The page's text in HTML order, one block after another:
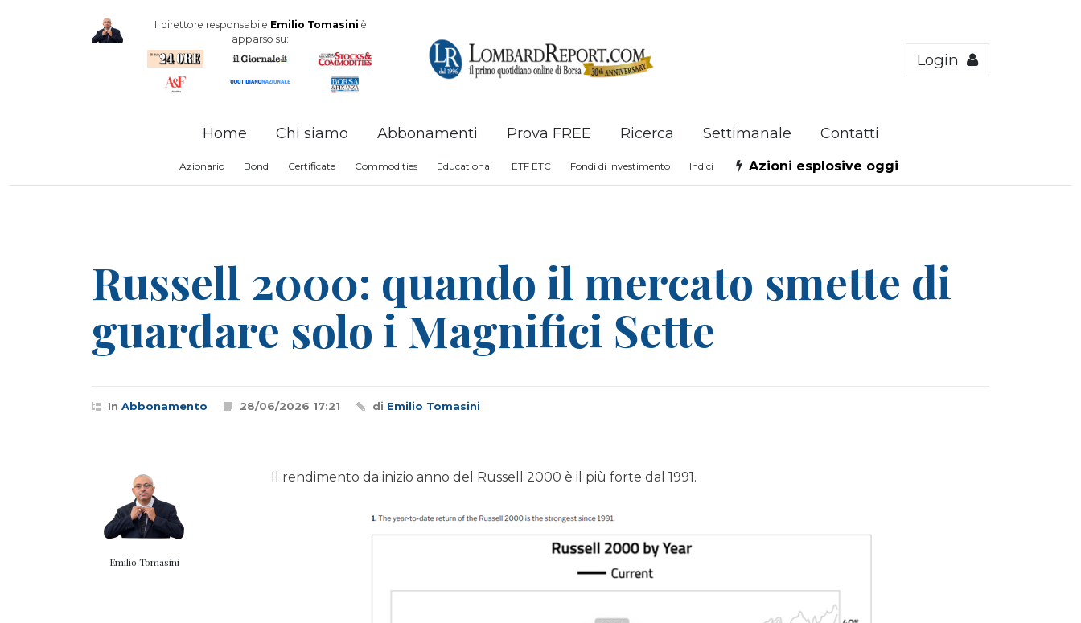
Il direttore responsabile Emilio Tomasini è
apparso su:
Login
Home Chi siamo Abbonamenti Prova FREE Ricerca Settimanale Contatti
Azionario Bond Certificate Commodities Educational ETF ETC Fondi di investimento Indici Azioni esplosive oggi
Russell 2000: quando il mercato smette di
guardare solo i Magnifici Sette
In Abbonamento 28/06/2026 17:21 di Emilio Tomasini
Il rendimento da inizio anno del Russell 2000 è il più forte dal 1991.
Emilio Tomasini